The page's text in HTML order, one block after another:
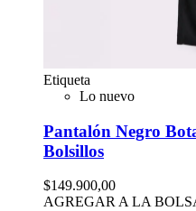
Etiqueta
Lo nuevo
Pantalón Negro
Bolsillos
$149.900,00
AGREGAR A LA